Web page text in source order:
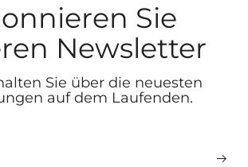
Sie
Newsletter
Sie über die neuesten
auf dem Laufenden.